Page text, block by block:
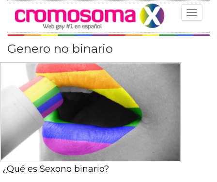
Toggle
Genero no binario
¿Qué es Sexono binario?